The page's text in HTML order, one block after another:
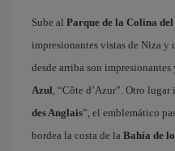
Sube al Parque de la Colina
impresionantes vistas de Niza y
desde arriba son
Azul, “Côte d’Azur”. Otro
des Anglais”, el emblemático
bordea la costa de la Bahía de